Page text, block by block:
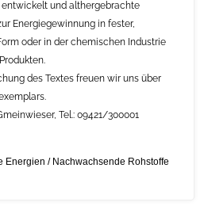
und althergebrachte
Energiegewinnung in fester,
oder in der chemischen Industrie
des Textes freuen wir uns über
Tel.: 09421/300001
Energien / Nachwachsende Rohstoffe